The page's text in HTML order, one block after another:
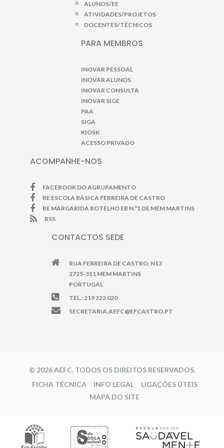
ALUNOS/EE
ATIVIDADES/PROJETOS
DOCENTES/TÉCNICOS
PARA MEMBROS
INOVAR PESSOAL
INOVAR ALUNOS
INOVAR CONSULTA
INOVAR SIGE
PAA
SIGA
KIOSK
ACESSO PRIVADO
ACOMPANHE-NOS
FACEBOOK DO AGRUPAMENTO
BE ESCOLA BÁSICA FERREIRA DE CASTRO
BE MARGARIDA BOTELHO EB N.º1 DE MEM MARTINS
RSS
CONTACTOS SEDE
RUA FERREIRA DE CASTRO, N13
2725-311 MEM MARTINS
PORTUGAL
TEL.: 219 222 020
SECRETARIA.AEFC@EFCASTRO.PT
© 2026 AEFC. TODOS OS DIREITOS RESERVADOS.
FICHA TÉCNICA
INFO LEGAL
LIGAÇÕES ÚTEIS
MAPA DO SITE